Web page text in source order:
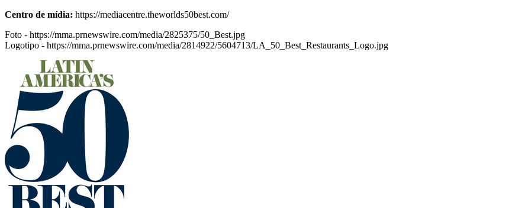
Centro de mídia: https://mediacentre.theworlds50best.com/
Foto - https://mma.prnewswire.com/media/2825375/50_Best.jpg
Logotipo - https://mma.prnewswire.com/media/2814922/5604713/LA_50_Best_Restaurants_Logo.jpg